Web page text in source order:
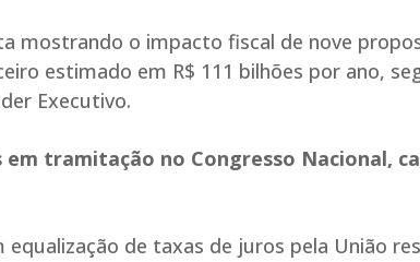
mostrando o impacto fiscal de nove
estimado em R$ 111 bilhões por ano,
Executivo.
tramitação no Congresso Nacional,
de taxas de juros pela União